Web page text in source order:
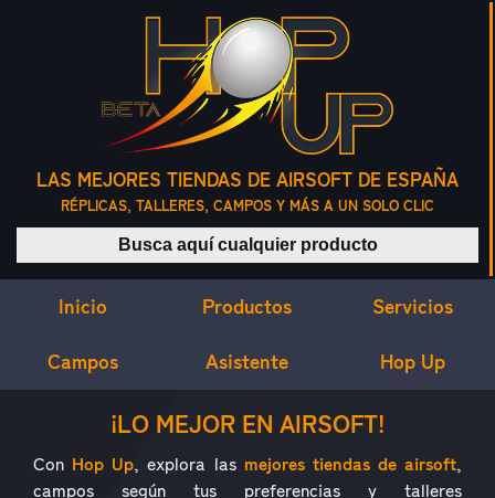
LAS MEJORES TIENDAS DE AIRSOFT DE ESPAÑA
RÉPLICAS, TALLERES, CAMPOS Y MÁS A UN SOLO CLIC
Buscar productos
Inicio Productos Servicios
Campos Asistente Hop Up
¿QUÉ ES HOP UP?¡LO MEJOR EN AIRSOFT!
Con Hop Up, explora las mejores tiendas de airsoft,
campos según tus preferencias y talleres